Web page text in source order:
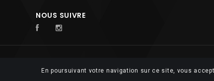
NOUS SUIVRE
© 2026 FUTUROSOFT
En poursuivant votre navigation sur ce site, vous